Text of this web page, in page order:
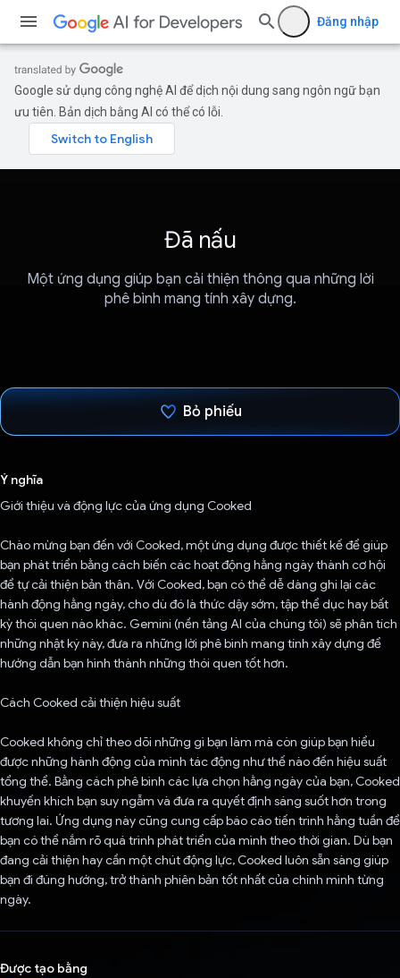
Đăng nhập
Google sử dụng công nghệ AI để dịch nội dung sang ngôn ngữ bạn
ưu tiên. Bản dịch bằng AI có thể có lỗi.
Đã nấu
Một ứng dụng giúp bạn cải thiện thông qua những lời
phê bình mang tính xây dựng.
Bỏ phiếu
Ý nghĩa
Giới thiệu và động lực của ứng dụng Cooked
Chào mừng bạn đến với Cooked, một ứng dụng được thiết kế để giúp
bạn phát triển bằng cách biến các hoạt động hằng ngày thành cơ hội
để tự cải thiện bản thân. Với Cooked, bạn có thể dễ dàng ghi lại các
hành động hằng ngày, cho dù đó là thức dậy sớm, tập thể dục hay bất
kỳ thói quen nào khác. Gemini (nền tảng AI của chúng tôi) sẽ phân tích
những nhật ký này, đưa ra những lời phê bình mang tính xây dựng để
hướng dẫn bạn hình thành những thói quen tốt hơn.
Cách Cooked cải thiện hiệu suất
Cooked không chỉ theo dõi những gì bạn làm mà còn giúp bạn hiểu
được những hành động của mình tác động như thế nào đến hiệu suất
tổng thể. Bằng cách phê bình các lựa chọn hằng ngày của bạn, Cooked
khuyến khích bạn suy ngẫm và đưa ra quyết định sáng suốt hơn trong
tương lai. Ứng dụng này cũng cung cấp báo cáo tiến trình hằng tuần để
bạn có thể nắm rõ quá trình phát triển của mình theo thời gian. Dù bạn
đang cải thiện hay cần một chút động lực, Cooked luôn sẵn sàng giúp
bạn đi đúng hướng, trở thành phiên bản tốt nhất của chính mình từng
ngày.
Được tạo bằng